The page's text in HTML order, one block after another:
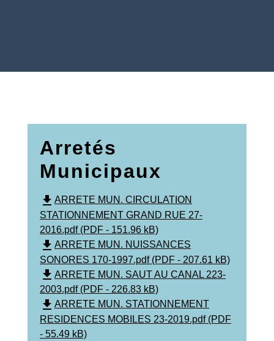
Arretés
Municipaux
file_download ARRETE MUN. CIRCULATION
STATIONNEMENT GRAND RUE 27-
2016.pdf (PDF - 151.96 kB)
file_download ARRETE MUN. NUISSANCES
SONORES 170-1997.pdf (PDF - 207.61 kB)
file_download ARRETE MUN. SAUT AU CANAL 223-
2003.pdf (PDF - 226.83 kB)
file_download ARRETE MUN. STATIONNEMENT
RESIDENCES MOBILES 23-2019.pdf (PDF
- 55.49 kB)